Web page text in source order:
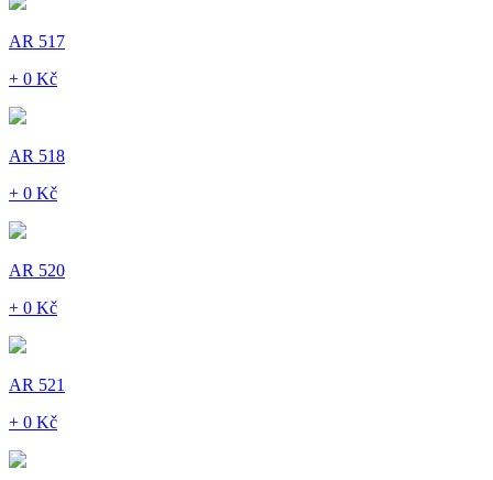
AR 517
+ 0 Kč
AR 518
+ 0 Kč
AR 520
+ 0 Kč
AR 521
+ 0 Kč